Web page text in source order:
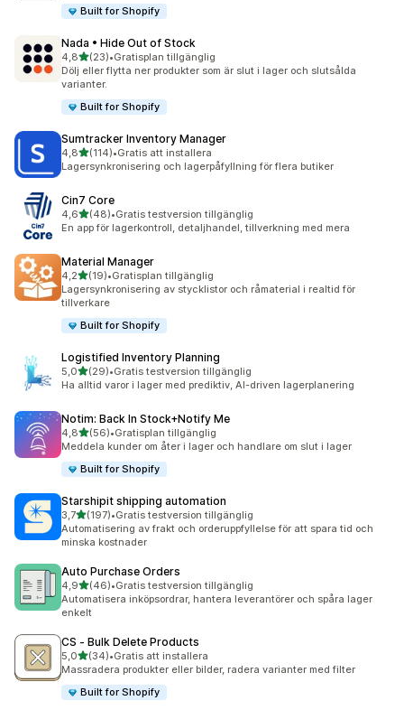
Built for Shopify
Nada • Hide Out of Stock
4,8av 5 stjärnor
(23)
23 recensioner totalt
•Gratisplan tillgänglig
Dölj eller flytta ner produkter som är slut i lager och slutsålda
varianter.
Built for Shopify
Sumtracker Inventory Manager
4,8av 5 stjärnor
(114)
114 recensioner totalt
•Gratis att installera
Lagersynkronisering och lagerpåfyllning för flera butiker
Cin7 Core
4,6av 5 stjärnor
(48)
48 recensioner totalt
•Gratis testversion tillgänglig
En app för lagerkontroll, detaljhandel, tillverkning med mera
Material Manager
4,2av 5 stjärnor
(19)
19 recensioner totalt
•Gratisplan tillgänglig
Lagersynkronisering av stycklistor och råmaterial i realtid för
tillverkare
Built for Shopify
Logistified Inventory Planning
5,0av 5 stjärnor
(29)
29 recensioner totalt
•Gratis testversion tillgänglig
Ha alltid varor i lager med prediktiv, AI-driven lagerplanering
Notim: Back In Stock+Notify Me
4,8av 5 stjärnor
(56)
56 recensioner totalt
•Gratisplan tillgänglig
Meddela kunder om åter i lager och handlare om slut i lager
Built for Shopify
Starshipit shipping automation
3,7av 5 stjärnor
(197)
197 recensioner totalt
•Gratis testversion tillgänglig
Automatisering av frakt och orderuppfyllelse för att spara tid och
minska kostnader
Auto Purchase Orders
4,9av 5 stjärnor
(46)
46 recensioner totalt
•Gratis testversion tillgänglig
Automatisera inköpsordrar, hantera leverantörer och spåra lager
enkelt
CS ‑ Bulk Delete Products
5,0av 5 stjärnor
(34)
34 recensioner totalt
•Gratis att installera
Massradera produkter eller bilder, radera varianter med filter
Built for Shopify